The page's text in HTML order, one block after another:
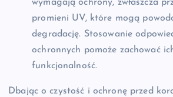
wymagają ochrony, zwłaszcza
promieni UV, które mogą
degradację. Stosowanie
ochronnych pomoże zachować
funkcjonalność.
Dbając o czystość i ochronę przed